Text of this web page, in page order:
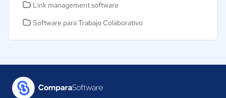
Link management software
Software para Trabajo Colaborativo